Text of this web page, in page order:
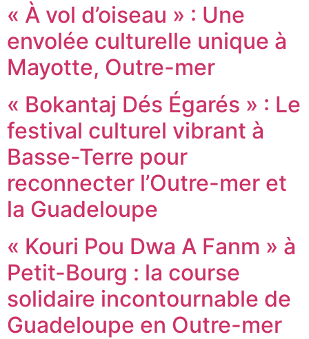
« À vol d’oiseau » : Une
envolée culturelle unique à
Mayotte, Outre-mer
« Bokantaj Dés Égarés » : Le
festival culturel vibrant à
Basse-Terre pour
reconnecter l’Outre-mer et
la Guadeloupe
« Kouri Pou Dwa A Fanm » à
Petit-Bourg : la course
solidaire incontournable de
Guadeloupe en Outre-mer